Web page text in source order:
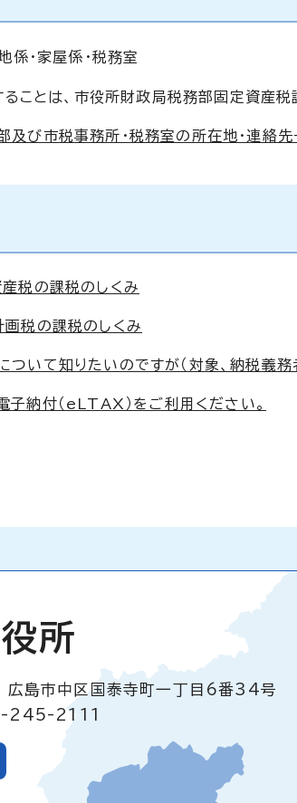
係・家屋係・税務室
ることは、市役所財政局税務部固定資産税
及び市税事務所・税務室の所在地・連絡先
税の課税のしくみ
税の課税のしくみ
ついて知りたいのですが（対象、納税義
子納付（eLTAX）をご利用ください。
所
広島市中区国泰寺町一丁目6番34号
245-2111